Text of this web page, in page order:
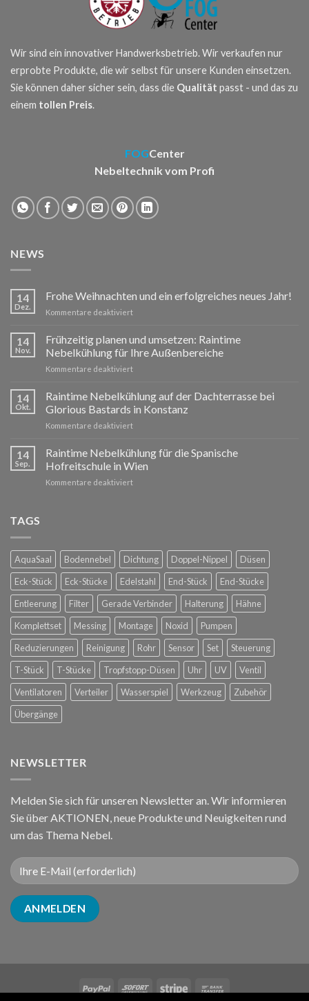
Wir sind ein innovativer Handwerksbetrieb. Wir verkaufen nur
erprobte Produkte, die wir selbst für unsere Kunden einsetzen.
Sie können daher sicher sein, dass die Qualität passt - und das zu
einem tollen Preis.
FOGCenter
Nebeltechnik vom Profi
NEWS
14
Dez.
Frohe Weihnachten und ein erfolgreiches neues Jahr!
Kommentare deaktiviertfür
Weihnachten
ein
erfolgreiches
Jahr!
14
Nov.
Frühzeitig planen und umsetzen: Raintime
Nebelkühlung für Ihre Außenbereiche
Kommentare deaktiviertfür
planen
umsetzen:
Raintime
für
Ihre
14
Okt.
Raintime Nebelkühlung auf der Dachterrasse bei
Glorious Bastards in Konstanz
Kommentare deaktiviertfür
Nebelkühlung
der
Dachterrasse
14
Sep.
Raintime Nebelkühlung für die Spanische
Hofreitschule in Wien
Kommentare deaktiviertfür
Hofreitschule
in
Wien
TAGS
AquaSaal Bodennebel Dichtung Doppel-Nippel
Düsen
Eck-Stück
Eck-Stücke Edelstahl End-Stück
End-Stücke
Entleerung
Filter Gerade Verbinder Halterung
Hähne
Komplettset
Messing Montage Noxid
Pumpen
Reduzierungen
Reinigung Rohr Sensor Set
Steuerung
T-Stück
T-Stücke Tropfstopp-Düsen Uhr UV
Ventil
Ventilatoren
Verteiler Wasserspiel Werkzeug
Zubehör
Übergänge
NEWSLETTER
Melden Sie sich für unseren Newsletter an. Wir informieren
Sie über AKTIONEN, neue Produkte und Neuigkeiten rund
um das Thema Nebel.